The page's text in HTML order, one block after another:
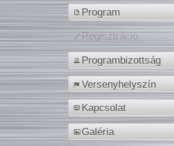
Program
Regisztráció
Programbizottság
Versenyhelyszín
Kapcsolat
Galéria